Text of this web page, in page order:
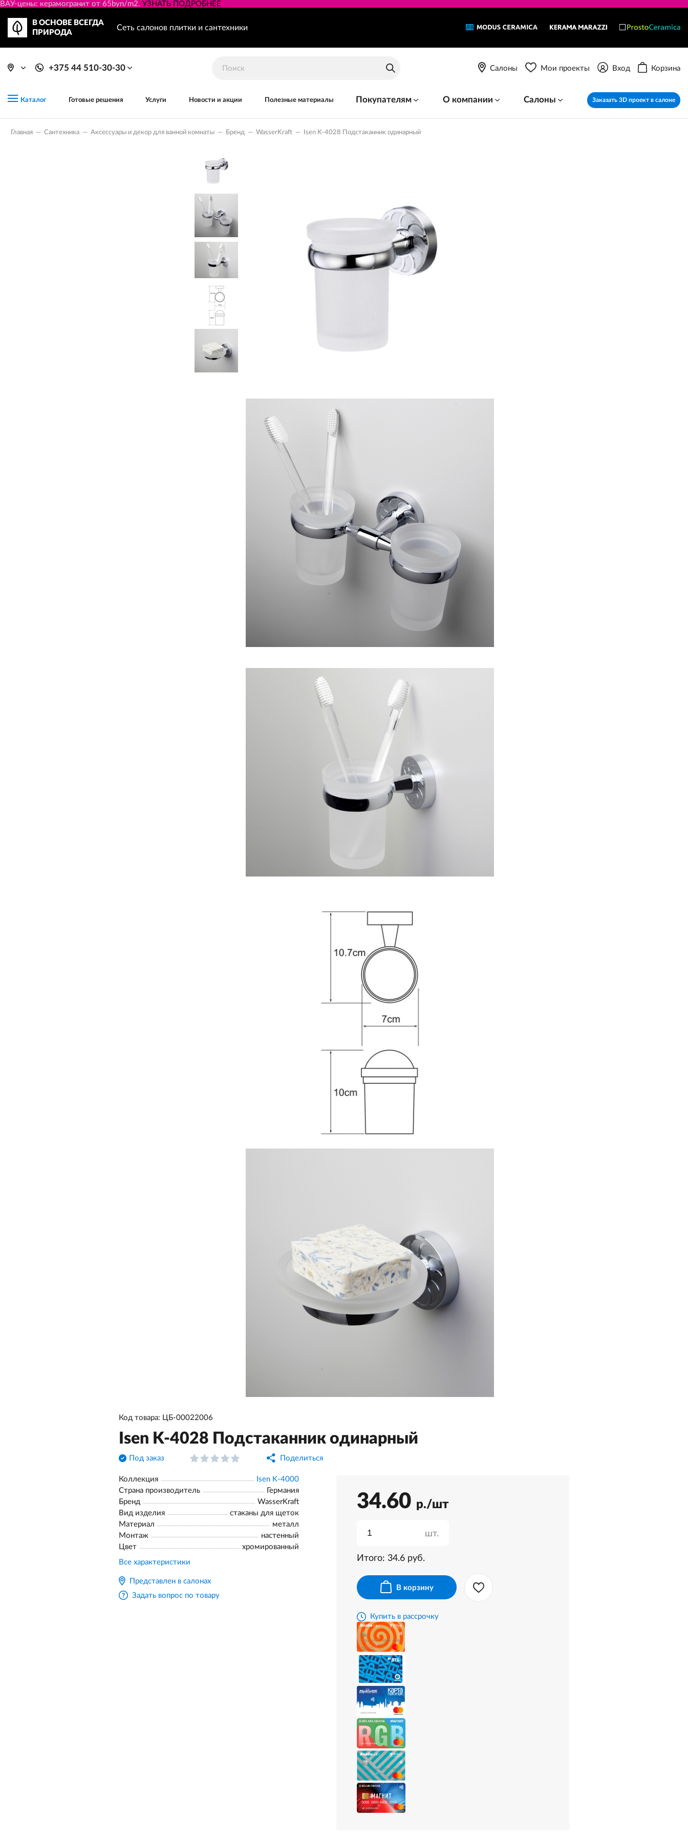
ВАУ-цены: керамогранит от 65byn/m2. УЗНАТЬ ПОДРОБНЕЕ
В ОСНОВЕ ВСЕГДА
ПРИРОДА
Сеть салонов плитки и сантехники
+375 44 510-30-30 Салоны Мои проекты Вход Корзина
Каталог Готовые решения Услуги Новости и акции Полезные материалы Покупателям О компании Салоны Заказать 3D проект в салоне
Главная — Сантехника — Аксессуары и декор для ванной комнаты — Бренд — WasserKraft — Isen K-4028 Подстаканник одинарный
Код товара: ЦБ-00022006
Isen K-4028 Подстаканник одинарный
Под заказ Поделиться
Коллекция
Isen K-4000
Страна производитель
Германия
Бренд
WasserKraft
Вид изделия
стаканы для щеток
Материал
металл
Монтаж
настенный
Цвет
хромированный
Все характеристики
Представлен в салонах
Задать вопрос по товару
34.60 р./шт
шт.
Итого: 34.6 руб.
В корзину
Купить в рассрочку